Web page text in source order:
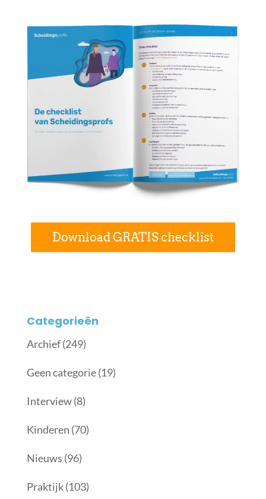
Download GRATIS checklist
Categorieën
Archief(249)
Geen categorie(19)
Interview(8)
Kinderen (70)
Nieuws (96)
Praktijk(103)